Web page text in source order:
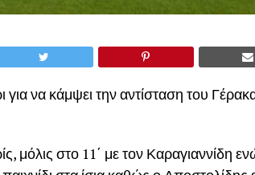
να κάμψει την αντίσταση του
μόλις στο 11΄ με τον Καραγιαννίδη